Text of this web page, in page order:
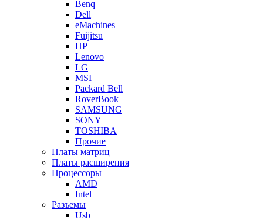
Benq
Dell
eMachines
Fuijitsu
HP
Lenovo
LG
MSI
Packard Bell
RoverBook
SAMSUNG
SONY
TOSHIBA
Прочие
Платы матриц
Платы расширения
Процессоры
AMD
Intel
Разъемы
Usb